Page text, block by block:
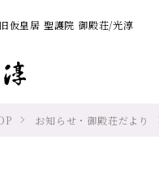
仮皇居 聖護院 御殿荘/光淳
お知らせ・御殿荘だより